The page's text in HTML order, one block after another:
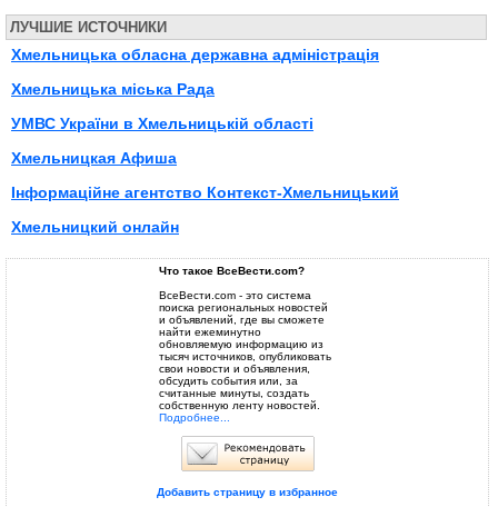
ЛУЧШИЕ ИСТОЧНИКИ
Хмельницька обласна державна адміністрація
Хмельницька міська Рада
УМВС України в Хмельницькій області
Хмельницкая Афиша
Інформаційне агентство Контекст-Хмельницький
Хмельницкий онлайн
Что такое ВсеВести.com?
ВсеВести.com - это система
поиска региональных новостей
и объявлений, где вы сможете
найти ежеминутно
обновляемую информацию из
тысяч источников, опубликовать
свои новости и объявления,
обсудить события или, за
считанные минуты, создать
собственную ленту новостей.
Подробнее...
Добавить страницу в избранное